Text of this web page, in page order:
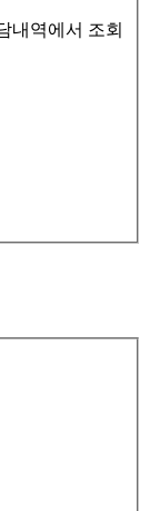
내역에서 조회